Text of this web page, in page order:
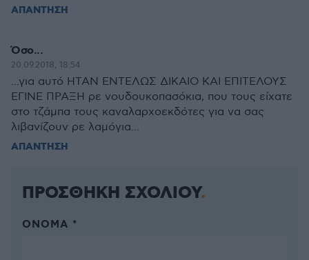
ΑΠΑΝΤΗΣΗ
Όσο...
20.09.2018, 18:54
...για αυτό ΗΤΑΝ ΕΝΤΕΛΩΣ ΔΙΚΑΙΟ ΚΑΙ ΕΠΙΤΕΛΟΥΣ
ΕΓΙΝΕ ΠΡΑΞΗ ρε νουδουκοπασόκια, που τους είχατε
στο τζάμπα τους καναλαρχοεκδότες για να σας
λιβανίζουν ρε λαμόγια...
ΑΠΑΝΤΗΣΗ
ΠΡΟΣΘΗΚΗ ΣΧΟΛΙΟΥ
ΌΝΟΜΑ *